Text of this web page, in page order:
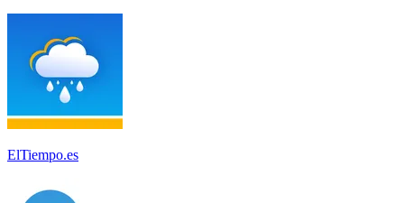
ElTiempo.es